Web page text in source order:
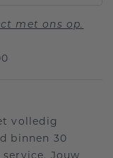
met ons op.
volledig
binnen 30